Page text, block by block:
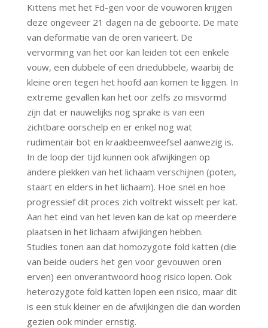
Kittens met het Fd-gen voor de vouworen krijgen
deze ongeveer 21 dagen na de geboorte. De mate
van deformatie van de oren varieert. De
vervorming van het oor kan leiden tot een enkele
vouw, een dubbele of een driedubbele, waarbij de
kleine oren tegen het hoofd aan komen te liggen. In
extreme gevallen kan het oor zelfs zo misvormd
zijn dat er nauwelijks nog sprake is van een
zichtbare oorschelp en er enkel nog wat
rudimentair bot en kraakbeenweefsel aanwezig is.
In de loop der tijd kunnen ook afwijkingen op
andere plekken van het lichaam verschijnen (poten,
staart en elders in het lichaam). Hoe snel en hoe
progressief dit proces zich voltrekt wisselt per kat.
Aan het eind van het leven kan de kat op meerdere
plaatsen in het lichaam afwijkingen hebben.
Studies tonen aan dat homozygote fold katten (die
van beide ouders het gen voor gevouwen oren
erven) een onverantwoord hoog risico lopen. Ook
heterozygote fold katten lopen een risico, maar dit
is een stuk kleiner en de afwijkingen die dan worden
gezien ook minder ernstig.